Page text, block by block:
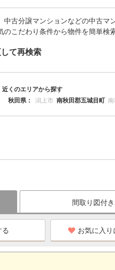
古分譲マンションなどの中古
こだわり条件から物件を簡単検
て再検索
近くのエリアから探す
秋田県：
潟上市 南秋田郡五城目町 南
間取り図付
お気に入り